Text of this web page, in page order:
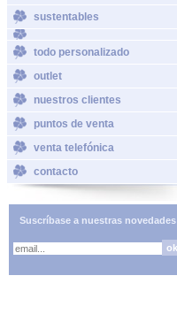
sustentables
todo personalizado
outlet
nuestros clientes
puntos de venta
venta telefónica
contacto
Suscríbase a nuestras novedades